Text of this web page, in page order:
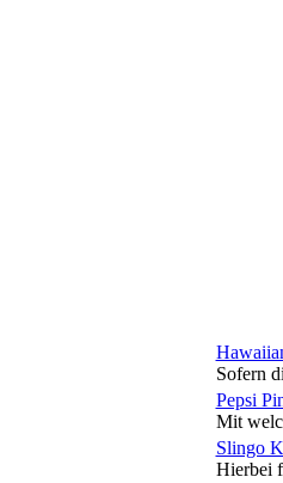
Sofern
Pepsi
Mit
Slingo
Hierbei